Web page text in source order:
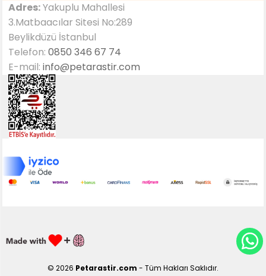
Adres:Yakuplu Mahallesi
3.Matbaacılar Sitesi No:289
Beylikdüzü İstanbul
Telefon:0850 346 67 74
E-mail:info@petarastir.com
© 2026 Petarastir.com - Tüm Hakları Saklıdır.